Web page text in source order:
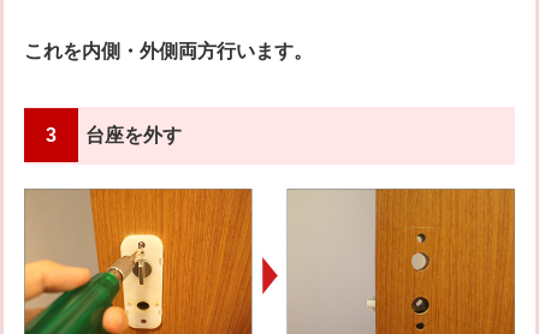
これを内側・外側両方行います。
3 台座を外す